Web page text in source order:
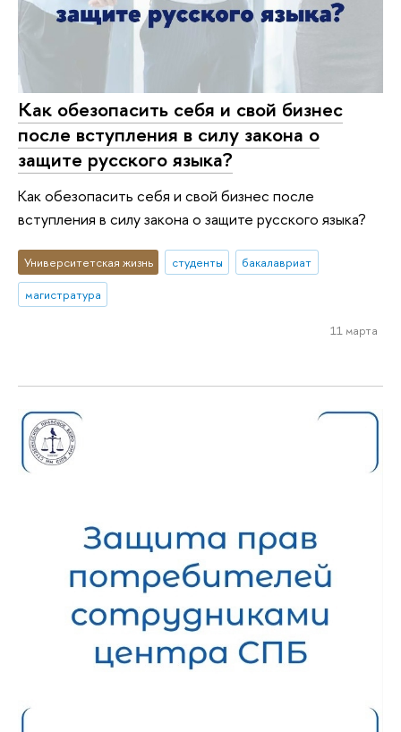
Как обезопасить себя и свой бизнес
после вступления в силу закона о
защите русского языка?
Как обезопасить себя и свой бизнес после
вступления в силу закона о защите русского языка?
Университетская жизнь студенты
бакалавриат
магистратура
11 марта